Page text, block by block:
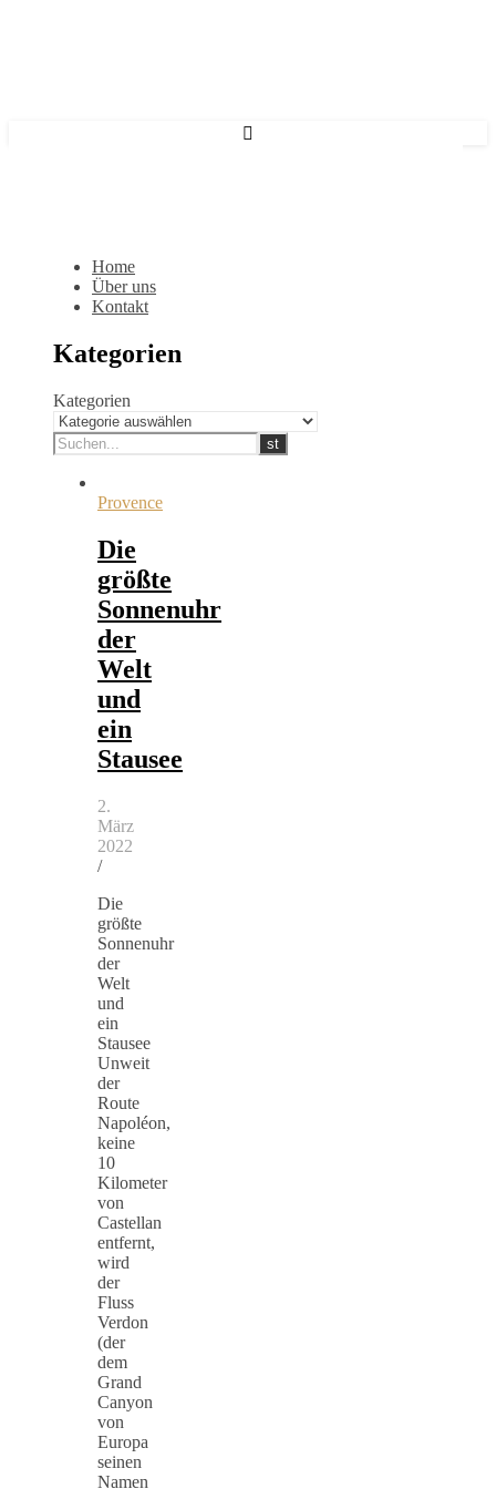
Home
Über uns
Kontakt
Kategorien
Kategorien
Provence
Die
größte
Sonnenuhr
der
Welt
und
ein
Stausee
2.
März
2022
/
Die
größte
Sonnenuhr
der
Welt
und
ein
Stausee
Unweit
der
Route
Napoléon,
keine
10
Kilometer
von
Castellan
entfernt,
wird
der
Fluss
Verdon
(der
dem
Grand
Canyon
von
Europa
seinen
Namen